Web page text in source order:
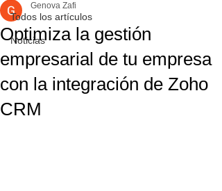
Todos los artículos
Noticias
Optimiza la gestión
empresarial de tu empresa
con la integración de Zoho
CRM
Genova Zafi